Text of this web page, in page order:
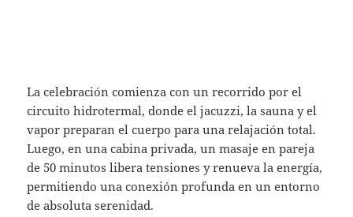
La celebración comienza con un recorrido por el
circuito hidrotermal, donde el jacuzzi, la sauna y el
vapor preparan el cuerpo para una relajación total.
Luego, en una cabina privada, un masaje en pareja
de 50 minutos libera tensiones y renueva la energía,
permitiendo una conexión profunda en un entorno
de absoluta serenidad.